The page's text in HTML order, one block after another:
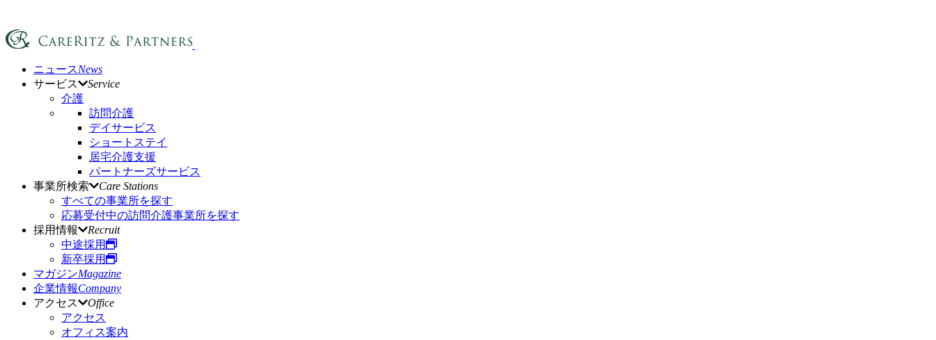
ニュースNews
サービス
Service
介護
訪問介護
デイサービス
ショートステイ
居宅介護支援
パートナーズサービス
事業所検索
Care Stations
すべての事業所を探す
応募受付中の訪問介護事業所を探す
採用情報
Recruit
中途採用
新卒採用
マガジンMagazine
企業情報Company
アクセス
Office
アクセス
オフィス案内